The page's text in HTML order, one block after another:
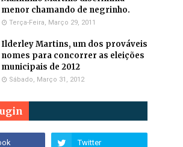
menor chamando de negrinho.
Terça-Feira, Março 29, 2011
Ilderley Martins, um dos prováveis
nomes para concorrer as eleições
municipais de 2012
Sábado, Março 31, 2012